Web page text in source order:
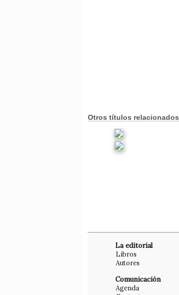
Otros títulos relacionados
La editorial
Libros
Autores
Comunicación
Agenda